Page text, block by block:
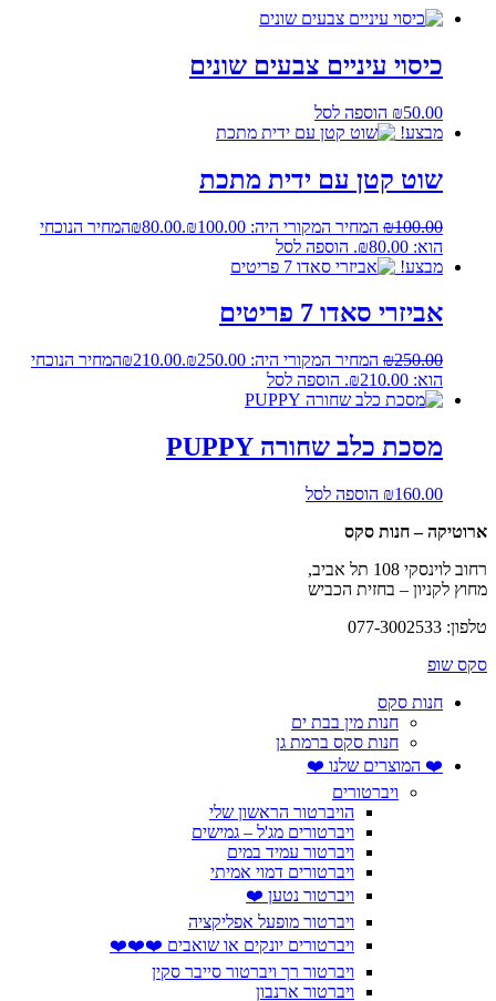
כיסוי עיניים צבעים שונים
₪50.00
הוספה לסל
מבצע!
שוט קטן עם ידית מתכת
₪100.00 המחיר המקורי היה: ₪100.00. ₪80.00
המחיר הנוכחי
הוא: ₪80.00.
הוספה לסל
מבצע!
אביזרי סאדו 7 פריטים
₪250.00 המחיר המקורי היה: ₪250.00. ₪210.00
המחיר הנוכחי
הוא: ₪210.00.
הוספה לסל
מסכת כלב שחורה PUPPY
₪160.00
הוספה לסל
ארוטיקה – חנות סקס
רחוב לוינסקי 108 תל אביב,
מחוץ לקניון – בחזית הכביש
טלפון: 077-3002533
סקס שופ
חנות סקס
חנות מין בבת ים
חנות סקס ברמת גן
❤️ המוצרים שלנו ❤️
ויברטורים
הויברטור הראשון שלי
ויברטורים מג'ל – גמישים
ויברטור עמיד במים
ויברטורים דמוי אמיתי
ויברטור נטען ❤️
ויברטור מופעל אפליקציה
ויברטורים יונקים או שואבים ❤️❤️❤️
ויברטור רך ויברטור סייבר סקין
ויברטור ארנבון